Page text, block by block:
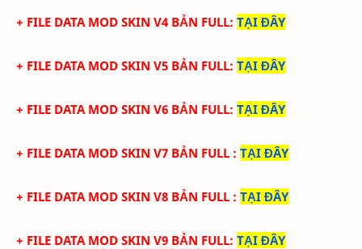
+ FILE DATA MOD SKIN V4 BẢN FULL: TẠI ĐÂY
+ FILE DATA MOD SKIN V5 BẢN FULL: TẠI ĐÂY
+ FILE DATA MOD SKIN V6 BẢN FULL: TẠI ĐÂY
+ FILE DATA MOD SKIN V7 BẢN FULL : TẠI ĐÂY
+ FILE DATA MOD SKIN V8 BẢN FULL : TẠI ĐÂY
+ FILE DATA MOD SKIN V9 BẢN FULL: TẠI ĐÂY